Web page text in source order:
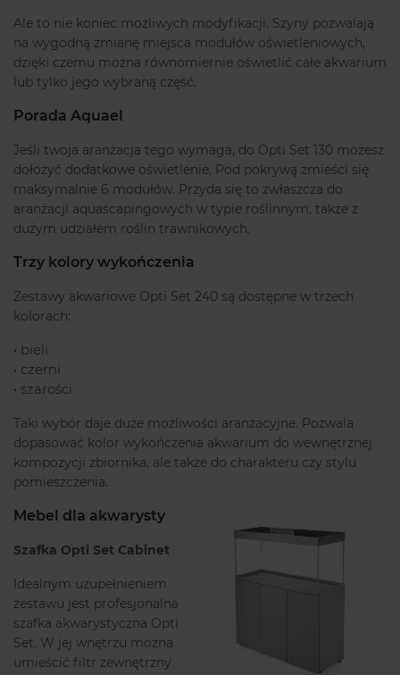
Ale to nie koniec możliwych modyfikacji. Szyny pozwalają
na wygodną zmianę miejsca modułów oświetleniowych,
dzięki czemu można równomiernie oświetlić całe akwarium
lub tylko jego wybraną część.
Porada Aquael
Jeśli twoja aranżacja tego wymaga, do Opti Set 130 możesz
dołożyć dodatkowe oświetlenie. Pod pokrywą zmieści się
maksymalnie 6 modułów. Przyda się to zwłaszcza do
aranżacji aquascapingowych w typie roślinnym, także z
dużym udziałem roślin trawnikowych.
Trzy kolory wykończenia
Zestawy akwariowe Opti Set 240 są dostępne w trzech
kolorach:
• bieli
• czerni
• szarości
Taki wybór daje duże możliwości aranżacyjne. Pozwala
dopasować kolor wykończenia akwarium do wewnętrznej
kompozycji zbiornika, ale także do charakteru czy stylu
pomieszczenia.
Mebel dla akwarysty
Szafka Opti Set Cabinet
Idealnym uzupełnieniem
zestawu jest profesjonalna
szafka akwarystyczna Opti
Set. W jej wnętrzu można
umieścić filtr zewnętrzny